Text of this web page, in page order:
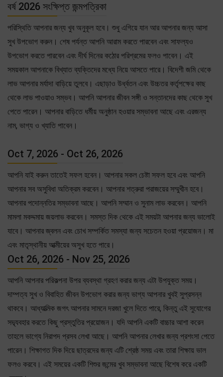
বর্ষ 2026 সংক্ষিপ্ত জন্মপত্রিকা
পরিস্থিতি আপনার জন্য খুব অনুকূল হবে। শুধু এগিয়ে যান আর আপনার জন্য আসা
সুখ উপভোগ করুন। শেষ পর্যন্ত আপনি আরাম করতে পারবেন এবং সাফল্যও
উপভোগ করতে পারবেন এবং দীর্ঘ দিনের কঠোর পরিশ্রমের ফলও পাবেন। এই
সময়কাল আপনাকে বিখ্যাত ব্যক্তিদের মধ্যে নিয়ে আসতে পারে। বিদেশী জমি থেকে
লাভ আপনার মর্যাদা বাড়িয়ে তুলবে। এছাড়াও উর্ধ্বতন এবং উচ্চতর কর্তৃপক্ষের কাছ
থেকে লাভ পাওয়াও সম্ভব। আপনি আপনার জীবন সঙ্গী ও সন্তানদের কাছ থেকে সুখ
পেতে পারেন। আপনার বাড়িতে ধর্মীয় অনুষ্ঠান হওয়ার সম্ভাবনা আছে এবং এরজন্য
নাম, ভাগ্য ও খ্যাতি পাবেন।
Oct 7, 2026 - Oct 26, 2026
আপনি যাই করুন তাতেই সফল হবেন। আপনার সকল চেষ্টা সফল হবে এবং আপনি
আপনার সব অসুবিধা অতিক্রম করবেন। আপনার শত্রুরা পরাজয়ের সম্মুখীন হবে।
আপনার পদোন্নতির সম্ভাবনা আছে। আপনি সম্মান ও সুনাম লাভ করবেন। আপনি
মামলা মকদ্দমায় জয়লাভ করবেন। সমস্ত দিক থেকে এই সময়টা আপনার জন্য ভালোই
যাবে। আপনার জ্বলন এবং চোখ সম্পর্কিত সমস্যা জন্য সচেতন হওয়া প্রয়োজন। মা
এবং মাতৃস্থানীয় আত্মীয়ের অসুখ হতে পারে।
Oct 26, 2026 - Nov 25, 2026
আপনি আপনার পরিকল্পনা উপর ব্যবস্থা গ্রহণ করার জন্য এটা উপযুক্ত সময়।
দাম্পত্য সুখ ও বিবাহিত জীবন উপভোগ করার জন্য ভাগ্য আপনার খুবই সুপ্রসন্ন
থাকবে। আধ্যাত্মিক জগৎ আপনার সামনে দরজা খুলে দিতে পারে, কিন্তু এই সুযোগের
সদ্ব্যবহার করতে কিছু প্রস্তুতির প্রয়োজন। যদি আপনি একটি বাচ্চার আশা করেন
তাহলে ভাগ্যে নিরাপদ প্রসব লেখা আছে। আপনি আপনার লেখার জন্য প্রশংসা পেতে
পারেন। শিক্ষাগত দিক দিয়ে ছাত্রদের জন্য এটি শ্রেষ্ঠ সময় এবং তারা শিক্ষায় ভাল
ফলও করবে। এই সময়ের একটি শিশুর জন্মের খুব সম্ভাবনা আছে বিশেষ করে একটি